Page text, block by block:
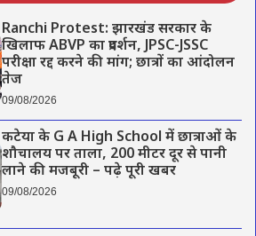
Ranchi Protest: झारखंड सरकार के
खिलाफ ABVP का प्रदर्शन, JPSC-JSSC
परीक्षा रद्द करने की मांग; छात्रों का आंदोलन
तेज
09/08/2026
कटेया के G A High School में छात्राओं के
शौचालय पर ताला, 200 मीटर दूर से पानी
लाने की मजबूरी – पढ़े पूरी खबर
09/08/2026